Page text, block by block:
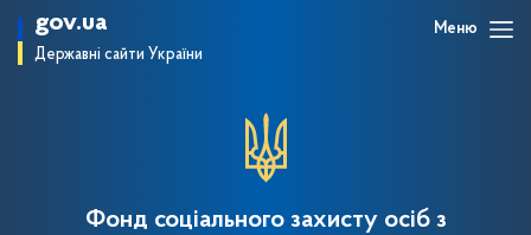
gov.ua
Державні сайти України
Меню
Фонд соціального захисту осіб з